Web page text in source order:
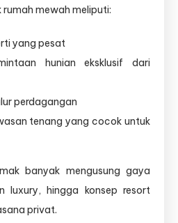
rumah mewah meliputi:
yang pesat
hunian eksklusif dari
perdagangan
tenang yang cocok untuk
banyak mengusung gaya
luxury, hingga konsep resort
privat.